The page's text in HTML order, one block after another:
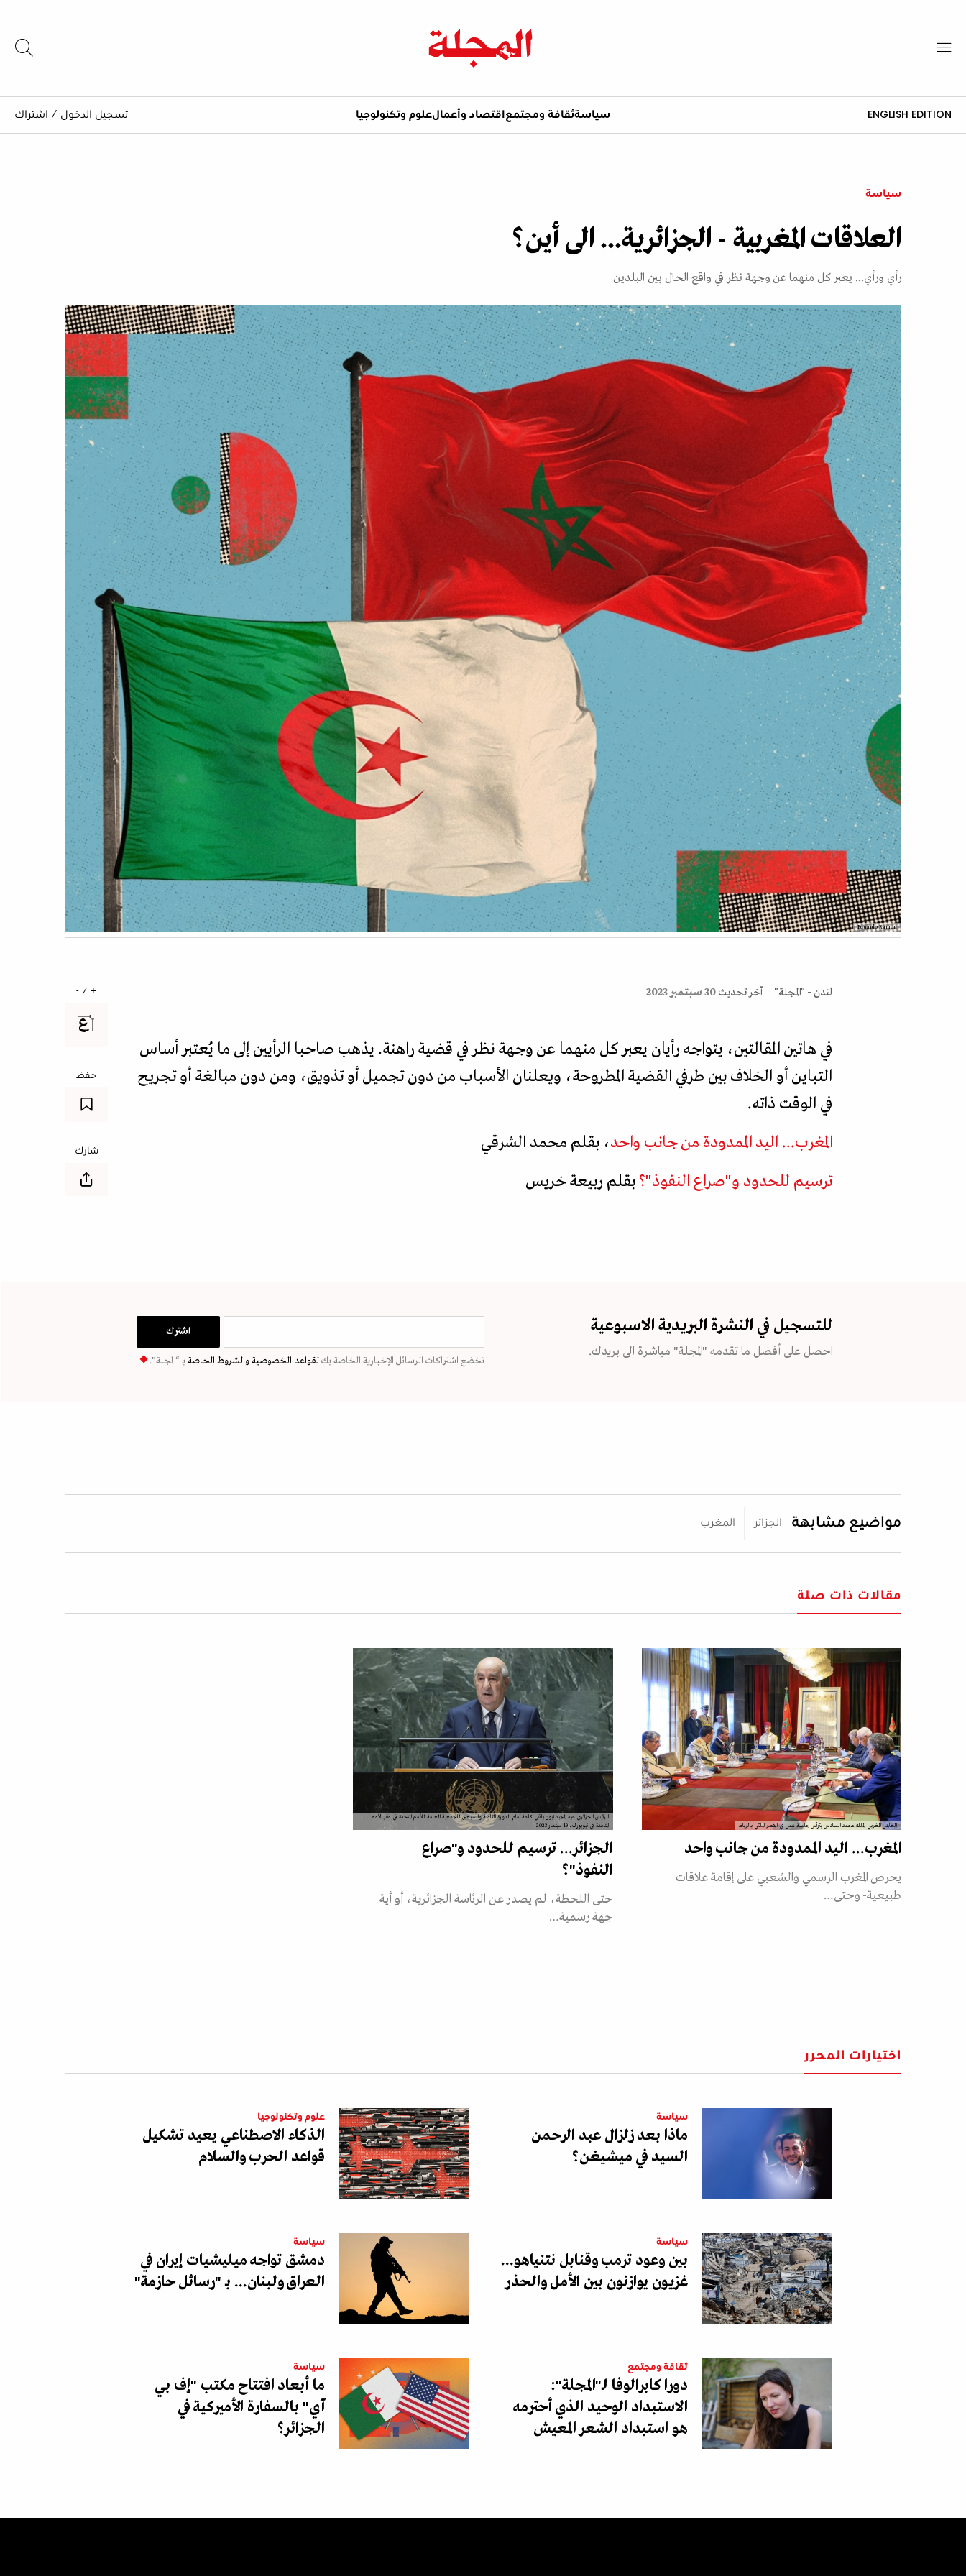
ENGLISH EDITION سياسةثقافة ومجتمع اقتصاد وأعمالعلوم وتكنولوجيا تسجيل الدخول / اشتراك
سياسة
العلاقات المغربية - الجزائرية... الى أين؟
رأي ورأي... يعبر كل منهما عن وجهة نظر في واقع الحال بين البلدين
Eduardo Ramon
لندن - "المجلة" آخر تحديث 30 سبتمبر 2023
في هاتين المقالتين، يتواجه رأيان يعبر كل منهما عن وجهة نظر في قضية راهنة. يذهب صاحبا الرأيين إلى ما يُعتبر أساس
التباين أو الخلاف بين طرفي القضية المطروحة، ويعلنان الأسباب من دون تجميل أو تذويق، ومن دون مبالغة أو تجريح
في الوقت ذاته.
المغرب... اليد الممدودة من جانب واحد، بقلم محمد الشرقي
ترسيم للحدود و"صراع النفوذ"؟ بقلم ربيعة خريس
للتسجيل في النشرة البريدية الاسبوعية
احصل على أفضل ما تقدمه "المجلة" مباشرة الى بريدك.
تخضع اشتراكات الرسائل الإخبارية الخاصة بكلقواعد الخصوصيةوالشروط الخاصة بـ “المجلة".
+ / -
حفظ
شارك
مواضيع مشابهة الجزائر المغرب
مقالات ذات صلة
العاهل المغربي الملك محمد السادس يترأس جلسة عمل في القصر الملكي بالرباط
المغرب... اليد الممدودة من جانب واحد
يحرص المغرب الرسمي والشعبي على إقامة علاقات
طبيعية- وحتى…
الرئيس الجزائري عبد المجيد تبون يلقي كلمة أمام الدورة الثامنة والسبعين للجمعية العامة للأمم المتحدة في مقر الأمم
المتحدة في نيويورك، 19 سبتمبر 2023
الجزائر... ترسيم للحدود و"صراع
النفوذ"؟
حتى اللحظة، لم يصدر عن الرئاسة الجزائرية، أو أية
جهة رسمية…
اختيارات المحرر
سياسة
ماذا بعد زلزال عبد الرحمن
السيد في ميشيغن؟
علوم وتكنولوجيا
الذكاء الاصطناعي يعيد تشكيل
قواعد الحرب والسلام
سياسة
بين وعود ترمب وقنابل نتنياهو...
غزيون يوازنون بين الأمل والحذر
سياسة
دمشق تواجه ميليشيات إيران في
العراق ولبنان... بـ "رسائل حازمة"
ثقافة ومجتمع
دورا كابرالوفا لـ"المجلة":
الاستبداد الوحيد الذي أحترمه
هو استبداد الشعر المعيش
سياسة
ما أبعاد افتتاح مكتب "إف بي
آي" بالسفارة الأميركية في
الجزائر؟